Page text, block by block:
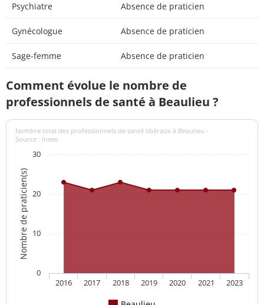
Psychiatre Absence de praticien
Gynécologue Absence de praticien
Sage-femme Absence de praticien
Comment évolue le nombre de
professionnels de santé à Beaulieu ?
Nombre de praticien(s)
Nombre total des professionnels de santé libéraux à Beaulieu -
Source : Insee
2016 2017 2018 2019 2020 2021 2023
0
10
20
30